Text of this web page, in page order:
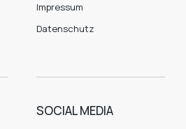
Impressum
Datenschutz
SOCIAL MEDIA